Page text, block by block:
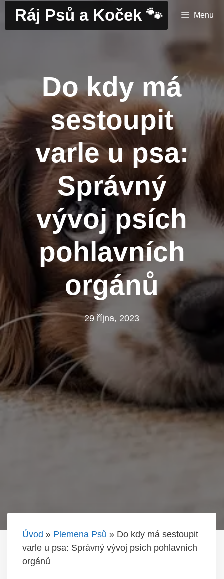
PřeskočitRáj Psů a Koček 🐾 Menu
Do kdy má
sestoupit
varle u psa:
Správný
vývoj psích
pohlavních
orgánů
29 října, 2023
Úvod » Plemena Psů » Do kdy má sestoupit
varle u psa: Správný vývoj psích pohlavních
orgánů